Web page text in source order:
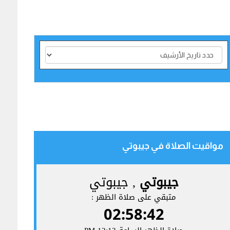
مواقيت الصلاة في جيبوتي‎